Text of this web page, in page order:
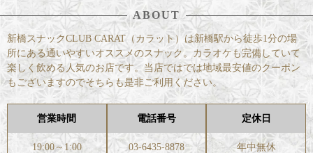
ABOUT
新橋スナックCLUB CARAT（カラット）は新橋駅から徒歩1分の場
所にある通いやすいオススメのスナック。カラオケも完備していて
楽しく飲める人気のお店です。当店ではでは地域最安値のクーポン
もございますのでそちらも是非ご利用ください。
営業時間
19:00～1:00
電話番号
03-6435-8878
定休日
年中無休